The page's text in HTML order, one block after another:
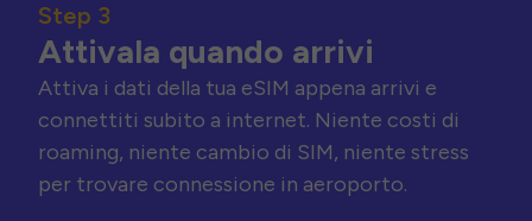
Step 3
Attivala quando arrivi
Attiva i dati della tua eSIM appena arrivi e
connettiti subito a internet. Niente costi di
roaming, niente cambio di SIM, niente stress
per trovare connessione in aeroporto.